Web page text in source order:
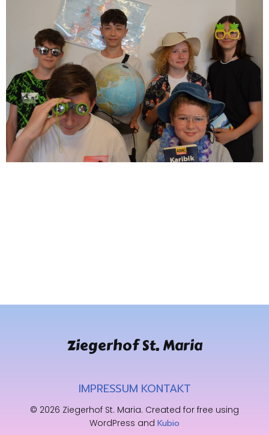
Ziegerhof St. Maria
IMPRESSUM KONTAKT
© 2026 Ziegerhof St. Maria. Created for free using
WordPress and Kubio